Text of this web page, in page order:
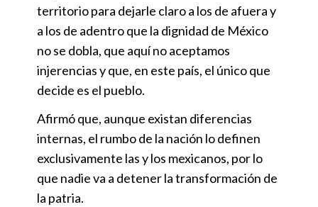
territorio para dejarle claro a los de afuera y
a los de adentro que la dignidad de México
no se dobla, que aquí no aceptamos
injerencias y que, en este país, el único que
decide es el pueblo.
Afirmó que, aunque existan diferencias
internas, el rumbo de la nación lo definen
exclusivamente las y los mexicanos, por lo
que nadie va a detener la transformación de
la patria.